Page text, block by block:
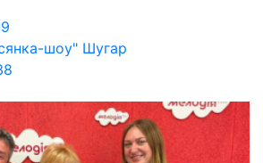
шоу" Шугар